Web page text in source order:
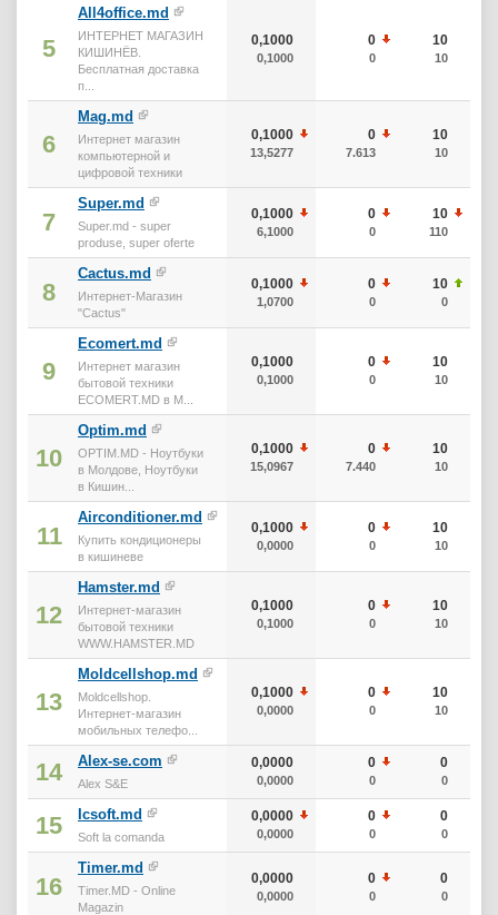
5
All4office.md
ИНТЕРНЕТ МАГАЗИН
КИШИНЁВ.
Бесплатная доставка
п...
0,1000
0,1000
0
0
10
10
6
Mag.md
Интернет магазин
компьютерной и
цифровой техники
0,1000
13,5277
0
7.613
10
10
7
Super.md
Super.md - super
produse, super oferte
0,1000
6,1000
0
0
10
110
8
Cactus.md
Интернет-Магазин
"Cactus"
0,1000
1,0700
0
0
10
0
9
Ecomert.md
Интернет магазин
бытовой техники
ECOMERT.MD в М...
0,1000
0,1000
0
0
10
10
10
Optim.md
OPTIM.MD - Ноутбуки
в Молдове, Ноутбуки
в Кишин...
0,1000
15,0967
0
7.440
10
10
11
Airconditioner.md
Купить кондиционеры
в кишиневе
0,1000
0,0000
0
0
10
10
12
Hamster.md
Интернет-магазин
бытовой техники
WWW.HAMSTER.MD
0,1000
0,1000
0
0
10
10
13
Moldcellshop.md
Moldcellshop.
Интернет-магазин
мобильных телефо...
0,1000
0,0000
0
0
10
10
14 Alex-se.com
Alex S&E
0,0000
0,0000
0
0
0
0
15 Icsoft.md
Soft la comanda
0,0000
0,0000
0
0
0
0
16
Timer.md
Timer.MD - Online
Magazin
0,0000
0,0000
0
0
0
0